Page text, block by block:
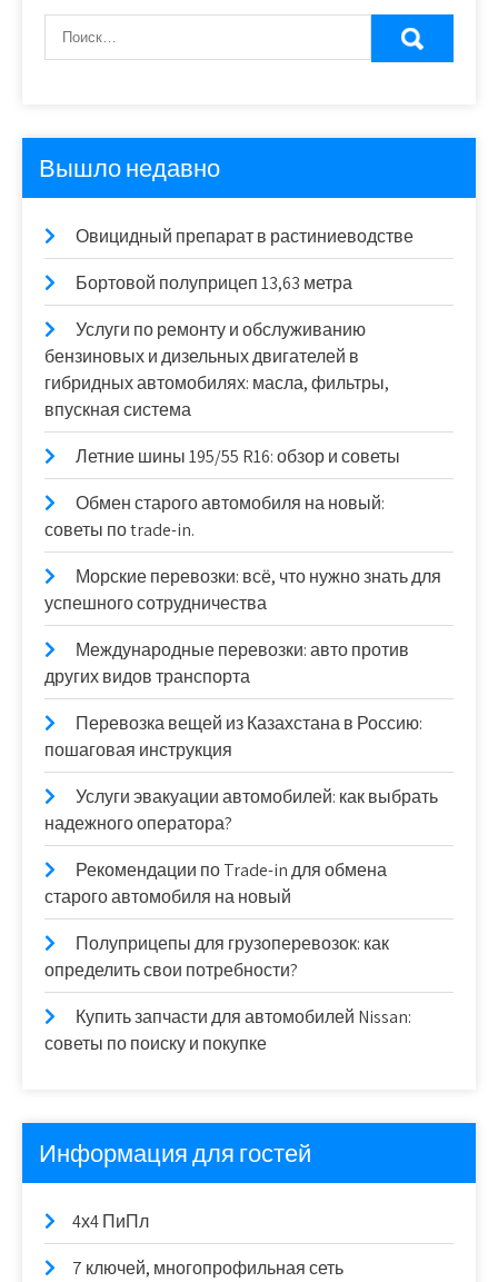
Вышло недавно
Овицидный препарат в растиниеводстве
Бортовой полуприцеп 13,63 метра
Услуги по ремонту и обслуживанию
бензиновых и дизельных двигателей в
гибридных автомобилях: масла, фильтры,
впускная система
Летние шины 195/55 R16: обзор и советы
Обмен старого автомобиля на новый:
советы по trade-in.
Морские перевозки: всё, что нужно знать для
успешного сотрудничества
Международные перевозки: авто против
других видов транспорта
Перевозка вещей из Казахстана в Россию:
пошаговая инструкция
Услуги эвакуации автомобилей: как выбрать
надежного оператора?
Рекомендации по Trade-in для обмена
старого автомобиля на новый
Полуприцепы для грузоперевозок: как
определить свои потребности?
Купить запчасти для автомобилей Nissan:
советы по поиску и покупке
Информация для гостей
4х4 ПиПл
7 ключей, многопрофильная сеть